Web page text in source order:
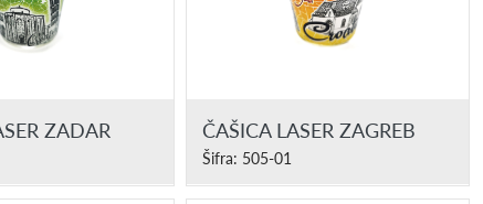
ZADAR ČAŠICA LASER ZAGREB
Šifra: 505-01